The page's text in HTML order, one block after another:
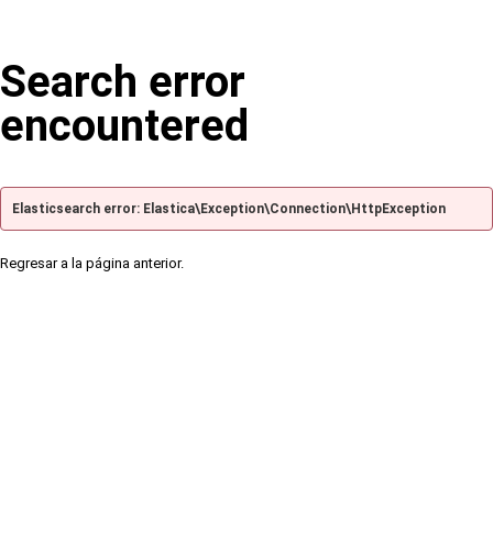
Search error
encountered
Elasticsearch error: Elastica\Exception\Connection\HttpException
Regresar a la página anterior.